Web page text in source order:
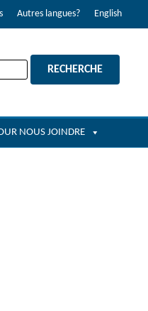
Autres langues? English
NOUS JOINDRE